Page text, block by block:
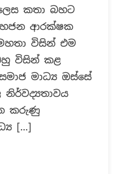
කතා බහට
ආරක්ෂක
විසින් එම
විසින් කළ
මාධ්‍ය ඔස්සේ
කරුණු
[…]